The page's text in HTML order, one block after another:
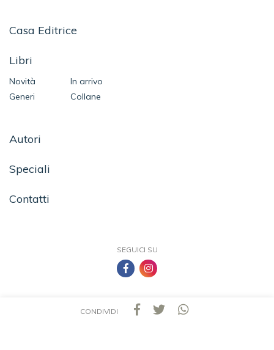
CONDIVIDI
Casa Editrice
Libri
Novità
In arrivo
Generi
Collane
Autori
Speciali
Contatti
SEGUICI SU